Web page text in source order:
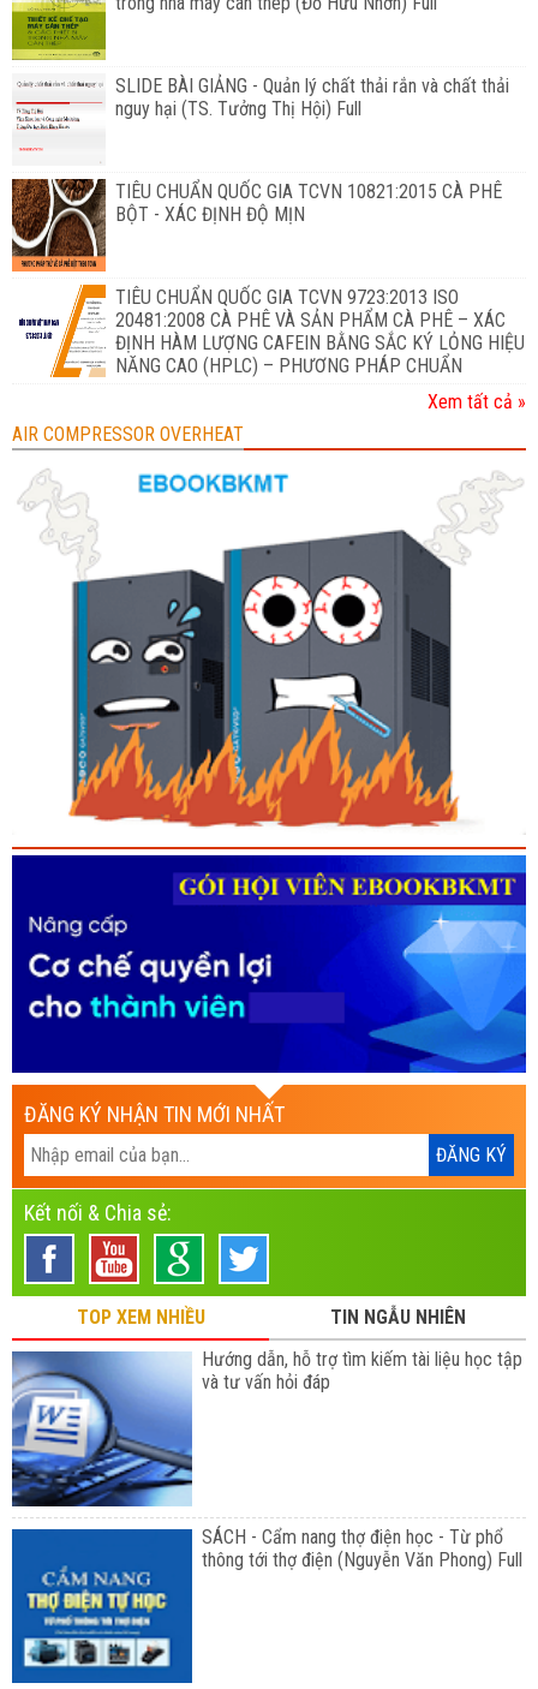
SLIDE BÀI GIẢNG - Quản lý chất thải rắn và chất thải
nguy hại (TS. Tưởng Thị Hội) Full
TIÊU CHUẨN QUỐC GIA TCVN 10821:2015 CÀ PHÊ
BỘT - XÁC ĐỊNH ĐỘ MỊN
TIÊU CHUẨN QUỐC GIA TCVN 9723:2013 ISO
20481:2008 CÀ PHÊ VÀ SẢN PHẨM CÀ PHÊ – XÁC
ĐỊNH HÀM LƯỢNG CAFEIN BẰNG SẮC KÝ LỎNG HIỆU
NĂNG CAO (HPLC) – PHƯƠNG PHÁP CHUẨN
Xem tất cả »
AIR COMPRESSOR OVERHEAT
ĐĂNG KÝ NHẬN TIN MỚI NHẤT
Kết nối & Chia sẻ:
TOP XEM NHIỀU
TIN NGẪU NHIÊN
Hướng dẫn, hỗ trợ tìm kiếm tài liệu học tập
và tư vấn hỏi đáp
SÁCH - Cẩm nang thợ điện học - Từ phổ
thông tới thợ điện (Nguyễn Văn Phong) Full